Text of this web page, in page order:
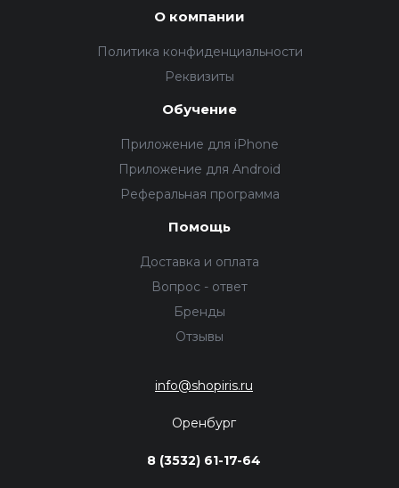
О компании
Политика конфиденциальности
Реквизиты
Обучение
Приложение для iPhone
Приложение для Android
Реферальная программа
Помощь
Доставка и оплата
Вопрос - ответ
Бренды
Отзывы
info@shopiris.ru
Оренбург
8 (3532) 61-17-64